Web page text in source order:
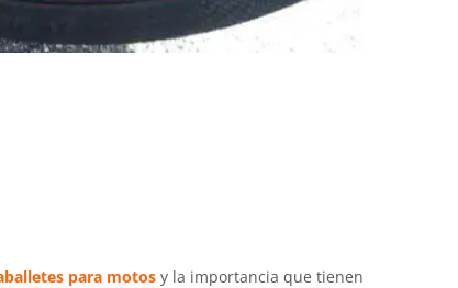
para motos y la importancia que tienen